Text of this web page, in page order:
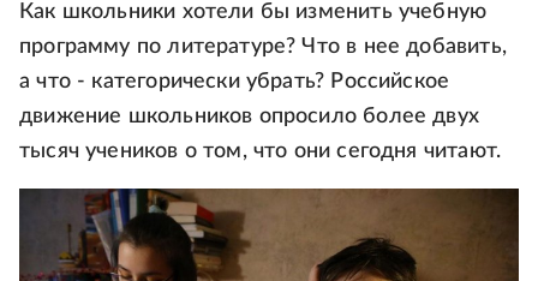
Как школьники хотели бы изменить учебную
программу по литературе? Что в нее добавить,
а что - категорически убрать? Российское
движение школьников опросило более двух
тысяч учеников о том, что они сегодня читают.